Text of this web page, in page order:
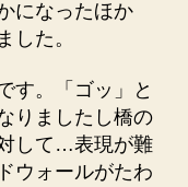
になったほか
した。
す。「ゴッ」と
りましたし橋の
して…表現が難
ウォールがたわ